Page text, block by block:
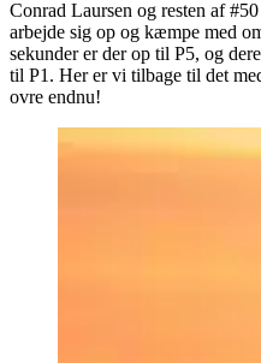
Conrad Laursen og resten af
arbejde sig op og kæmpe med
sekunder er der op til P5, og
til P1. Her er vi tilbage til det
ovre endnu!